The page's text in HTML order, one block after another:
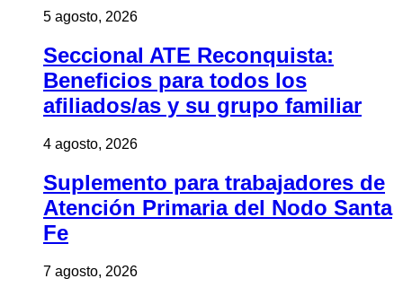
5 agosto, 2026
Seccional ATE Reconquista:
Beneficios para todos los
afiliados/as y su grupo familiar
4 agosto, 2026
Suplemento para trabajadores de
Atención Primaria del Nodo Santa
Fe
7 agosto, 2026